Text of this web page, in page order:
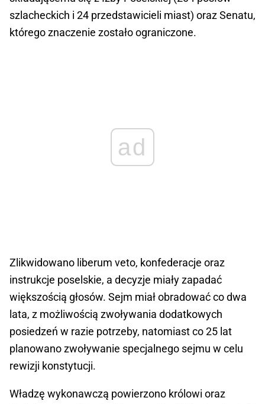
szlacheckich i 24 przedstawicieli miast) oraz Senatu,
którego znaczenie zostało ograniczone.
ad
Zlikwidowano liberum veto, konfederacje oraz
instrukcje poselskie, a decyzje miały zapadać
większością głosów. Sejm miał obradować co dwa
lata, z możliwością zwoływania dodatkowych
posiedzeń w razie potrzeby, natomiast co 25 lat
planowano zwoływanie specjalnego sejmu w celu
rewizji konstytucji.
Władzę wykonawczą powierzono królowi oraz